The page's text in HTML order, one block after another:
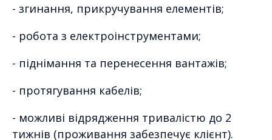
- згинання, прикручування елементів;
- робота з електроінструментами;
- піднімання та перенесення вантажів;
- протягування кабелів;
- можливі відрядження тривалістю до 2
тижнів (проживання забезпечує клієнт).